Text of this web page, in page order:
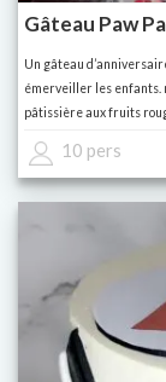
Gâteau Paw
Un gâteau
émerveiller les enfants.
pâtissière aux fruits
👉 possibilité de
10 pers